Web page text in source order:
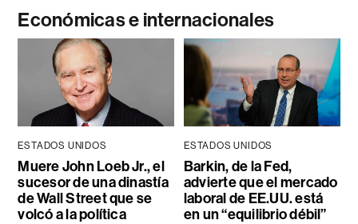
Económicas e internacionales
ESTADOS UNIDOS
Muere John Loeb Jr., el
sucesor de una dinastía
de Wall Street que se
volcó a la política
ESTADOS UNIDOS
Barkin, de la Fed,
advierte que el mercado
laboral de EE.UU. está
en un “equilibrio débil”